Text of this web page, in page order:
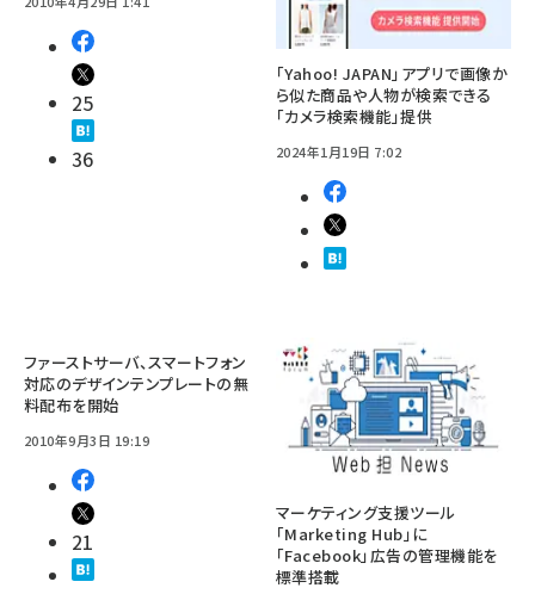
25
36
「Yahoo! JAPAN」アプリで画像か
ら似た商品や人物が検索できる
「カメラ検索機能」提供
2024年1月19日 7:02
ファーストサーバ、スマートフォン
対応のデザインテンプレートの無
料配布を開始
2010年9月3日 19:19
21
マーケティング支援ツール
「Marketing Hub」に
「Facebook」広告の管理機能を
標準搭載